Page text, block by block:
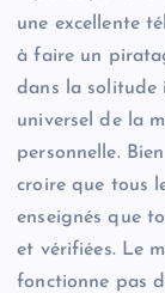
une excellente
à faire un
dans la solitude
universel de la
personnelle.
croire que tous
enseignés que
et vérifiées. Le
fonctionne pas